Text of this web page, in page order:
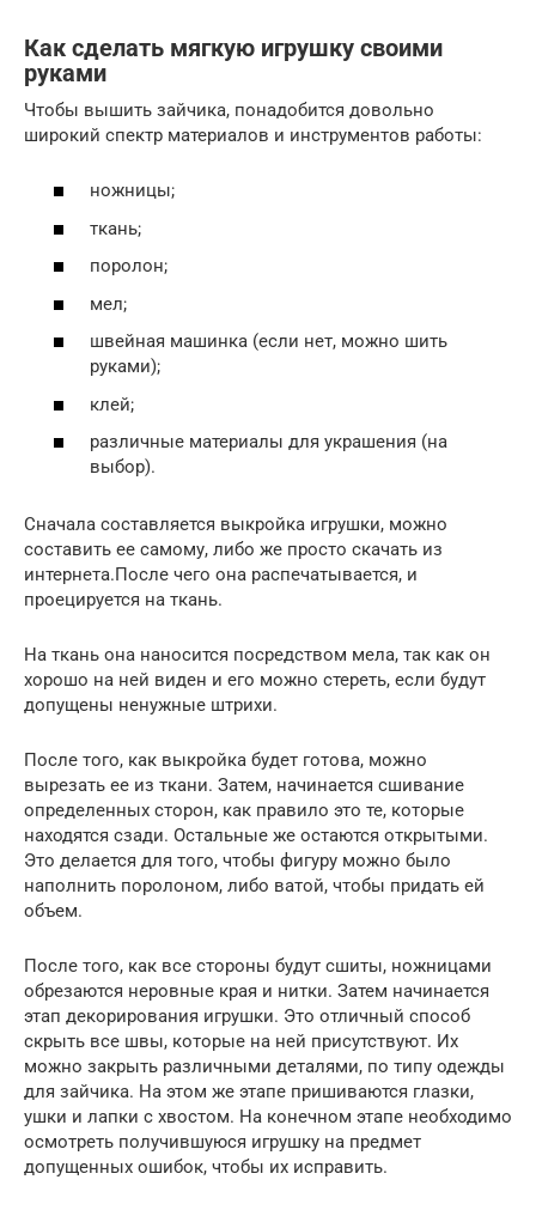
Как сделать мягкую игрушку своими
руками
Чтобы вышить зайчика, понадобится довольно
широкий спектр материалов и инструментов работы:
ножницы;
ткань;
поролон;
мел;
швейная машинка (если нет, можно шить
руками);
клей;
различные материалы для украшения (на
выбор).
Сначала составляется выкройка игрушки, можно
составить ее самому, либо же просто скачать из
интернета.После чего она распечатывается, и
проецируется на ткань.
На ткань она наносится посредством мела, так как он
хорошо на ней виден и его можно стереть, если будут
допущены ненужные штрихи.
После того, как выкройка будет готова, можно
вырезать ее из ткани. Затем, начинается сшивание
определенных сторон, как правило это те, которые
находятся сзади. Остальные же остаются открытыми.
Это делается для того, чтобы фигуру можно было
наполнить поролоном, либо ватой, чтобы придать ей
объем.
После того, как все стороны будут сшиты, ножницами
обрезаются неровные края и нитки. Затем начинается
этап декорирования игрушки. Это отличный способ
скрыть все швы, которые на ней присутствуют. Их
можно закрыть различными деталями, по типу одежды
для зайчика. На этом же этапе пришиваются глазки,
ушки и лапки с хвостом. На конечном этапе необходимо
осмотреть получившуюся игрушку на предмет
допущенных ошибок, чтобы их исправить.